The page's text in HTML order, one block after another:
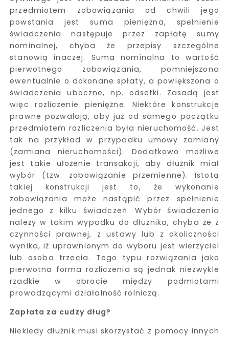
przedmiotem zobowiązania od chwili jego
powstania jest suma pieniężna, spełnienie
świadczenia następuje przez zapłatę sumy
nominalnej, chyba że przepisy szczególne
stanowią inaczej. Suma nominalna to wartość
pierwotnego zobowiązania, pomniejszona
ewentualnie o dokonane spłaty, a powiększona o
świadczenia uboczne, np. odsetki. Zasadą jest
więc rozliczenie pieniężne. Niektóre konstrukcje
prawne pozwalają, aby już od samego początku
przedmiotem rozliczenia była nieruchomość. Jest
tak na przykład w przypadku umowy zamiany
(zamiana nieruchomości). Dodatkowo możliwe
jest takie ułożenie transakcji, aby dłużnik miał
wybór (tzw. zobowiązanie przemienne). Istotą
takiej konstrukcji jest to, że wykonanie
zobowiązania może nastąpić przez spełnienie
jednego z kilku świadczeń. Wybór świadczenia
należy w takim wypadku do dłużnika, chyba że z
czynności prawnej, z ustawy lub z okoliczności
wynika, iż uprawnionym do wyboru jest wierzyciel
lub osoba trzecia. Tego typu rozwiązania jako
pierwotna forma rozliczenia są jednak niezwykle
rzadkie w obrocie między podmiotami
prowadzącymi działalność rolniczą.
Zapłata za cudzy dług?
Niekiedy dłużnik musi skorzystać z pomocy innych